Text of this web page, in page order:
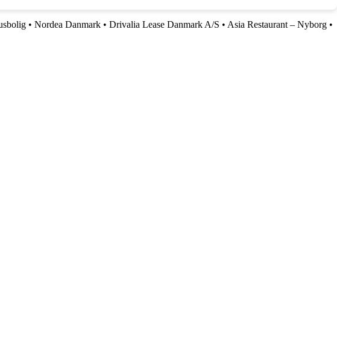
• Nordea Danmark • Drivalia Lease Danmark A/S • Asia Restaurant – Nyborg •